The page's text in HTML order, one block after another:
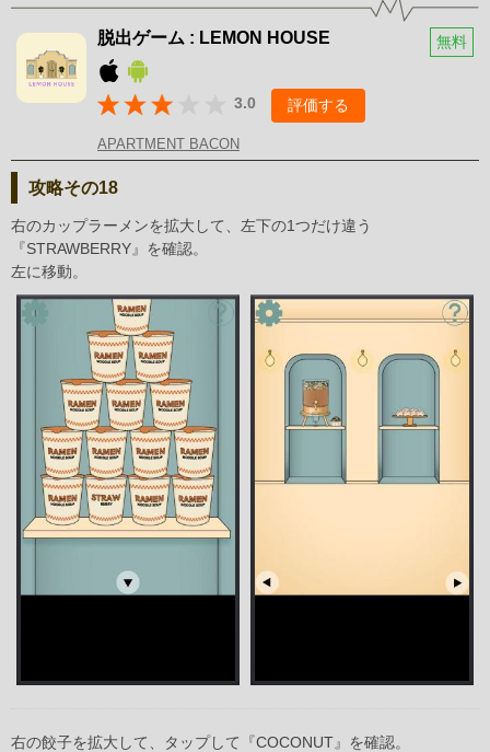
脱出ゲーム : LEMON HOUSE 無料
3.0 評価する
APARTMENT BACON
攻略その18
右のカップラーメンを拡大して、左下の1つだけ違う
『STRAWBERRY』を確認。
左に移動。
右の餃子を拡大して、タップして『COCONUT』を確認。